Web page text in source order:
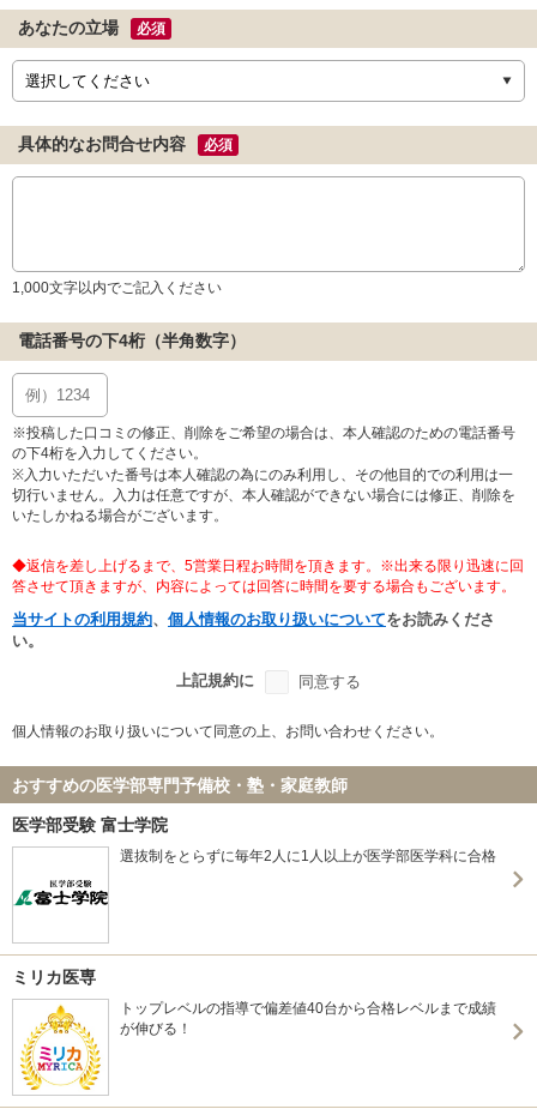
あなたの立場 必須
具体的なお問合せ内容 必須
1,000文字以内でご記入ください
電話番号の下4桁（半角数字）
※投稿した口コミの修正、削除をご希望の場合は、本人確認のための電話番号
の下4桁を入力してください。
※入力いただいた番号は本人確認の為にのみ利用し、その他目的での利用は一
切行いません。入力は任意ですが、本人確認ができない場合には修正、削除を
いたしかねる場合がございます。
◆返信を差し上げるまで、5営業日程お時間を頂きます。※出来る限り迅速に回
答させて頂きますが、内容によっては回答に時間を要する場合もございます。
当サイトの利用規約、 個人情報のお取り扱いについてをお読みくださ
い。
上記規約に 同意する
個人情報のお取り扱いについて同意の上、お問い合わせください。
おすすめの医学部専門予備校・塾・家庭教師
医学部受験 富士学院
選抜制をとらずに毎年2人に1人以上が医学部医学科に合格
ミリカ医専
トップレベルの指導で偏差値40台から合格レベルまで成績
が伸びる！